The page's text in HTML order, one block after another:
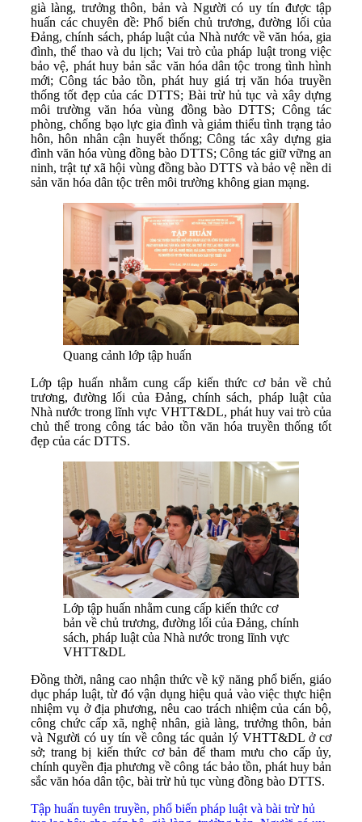
già làng, trưởng thôn, bản và Người có uy tín được tập
huấn các chuyên đề: Phổ biến chủ trương, đường lối của
Đảng, chính sách, pháp luật của Nhà nước về văn hóa, gia
đình, thể thao và du lịch; Vai trò của pháp luật trong việc
bảo vệ, phát huy bản sắc văn hóa dân tộc trong tình hình
mới; Công tác bảo tồn, phát huy giá trị văn hóa truyền
thống tốt đẹp của các DTTS; Bài trừ hủ tục và xây dựng
môi trường văn hóa vùng đồng bào DTTS; Công tác
phòng, chống bạo lực gia đình và giảm thiểu tình trạng tảo
hôn, hôn nhân cận huyết thống; Công tác xây dựng gia
đình văn hóa vùng đồng bào DTTS; Công tác giữ vững an
ninh, trật tự xã hội vùng đồng bào DTTS và bảo vệ nền di
sản văn hóa dân tộc trên môi trường không gian mạng.
Quang cảnh lớp tập huấn
Lớp tập huấn nhằm cung cấp kiến thức cơ bản về chủ
trương, đường lối của Đảng, chính sách, pháp luật của
Nhà nước trong lĩnh vực VHTT&DL, phát huy vai trò của
chủ thể trong công tác bảo tồn văn hóa truyền thống tốt
đẹp của các DTTS.
Lớp tập huấn nhằm cung cấp kiến thức cơ
bản về chủ trương, đường lối của Đảng, chính
sách, pháp luật của Nhà nước trong lĩnh vực
VHTT&DL
Đồng thời, nâng cao nhận thức về kỹ năng phổ biến, giáo
dục pháp luật, từ đó vận dụng hiệu quả vào việc thực hiện
nhiệm vụ ở địa phương, nêu cao trách nhiệm của cán bộ,
công chức cấp xã, nghệ nhân, già làng, trưởng thôn, bản
và Người có uy tín về công tác quản lý VHTT&DL ở cơ
sở; trang bị kiến thức cơ bản để tham mưu cho cấp ủy,
chính quyền địa phương về công tác bảo tồn, phát huy bản
sắc văn hóa dân tộc, bài trừ hủ tục vùng đồng bào DTTS.
Tập huấn tuyên truyền, phổ biến pháp luật và bài trừ hủ